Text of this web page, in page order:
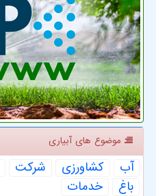
موضوع های آبیاری
آب كشاورزی شركت
باغ
خدمات